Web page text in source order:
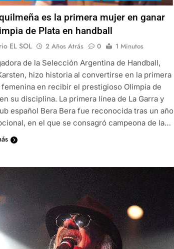
es la primera mujer en ganar
de Plata en handball
EL SOL 2 Años Atrás 0
1 Minutos
de la Selección Argentina de Handball,
hizo historia al convertirse en la primera
femenina en recibir el prestigioso Olimpia de
su disciplina. La primera línea de La Garra y
español Bera Bera fue reconocida tras un año
en el que se consagró campeona de la…